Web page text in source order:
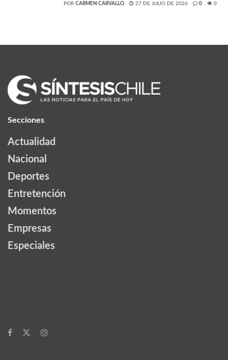
POR CARMEN CARVALLO 27 DE JULIO DE 2026 0 0
Secciones
Actualidad
Nacional
Deportes
Entretención
Momentos
Empresas
Especiales